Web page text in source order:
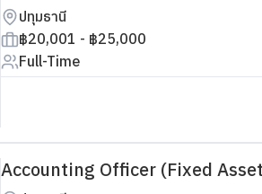
ปทุมธานี
฿20,001 - ฿25,000
Full-Time
Accounting Officer (Fixed